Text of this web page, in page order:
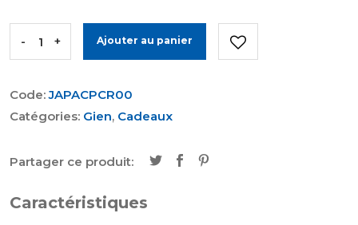
- + Ajouter au panier
Code:JAPACPCR00
Catégories: Gien, Cadeaux
Partager ce produit:
Caractéristiques